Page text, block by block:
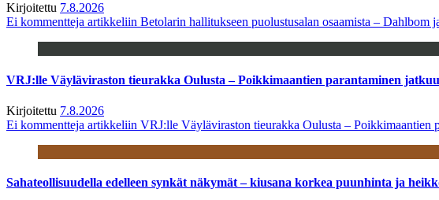
Kirjoitettu 7.8.2026
Ei kommentteja artikkeliin Betolarin hallitukseen puolustusalan osaamista – Dahlbom
VRJ:lle Väyläviraston tieurakka Oulusta – Poikkimaantien parantaminen jatkuu
Kirjoitettu 7.8.2026
Ei kommentteja artikkeliin VRJ:lle Väyläviraston tieurakka Oulusta – Poikkimaantien
Sahateollisuudella edelleen synkät näkymät – kiusana korkea puunhinta ja